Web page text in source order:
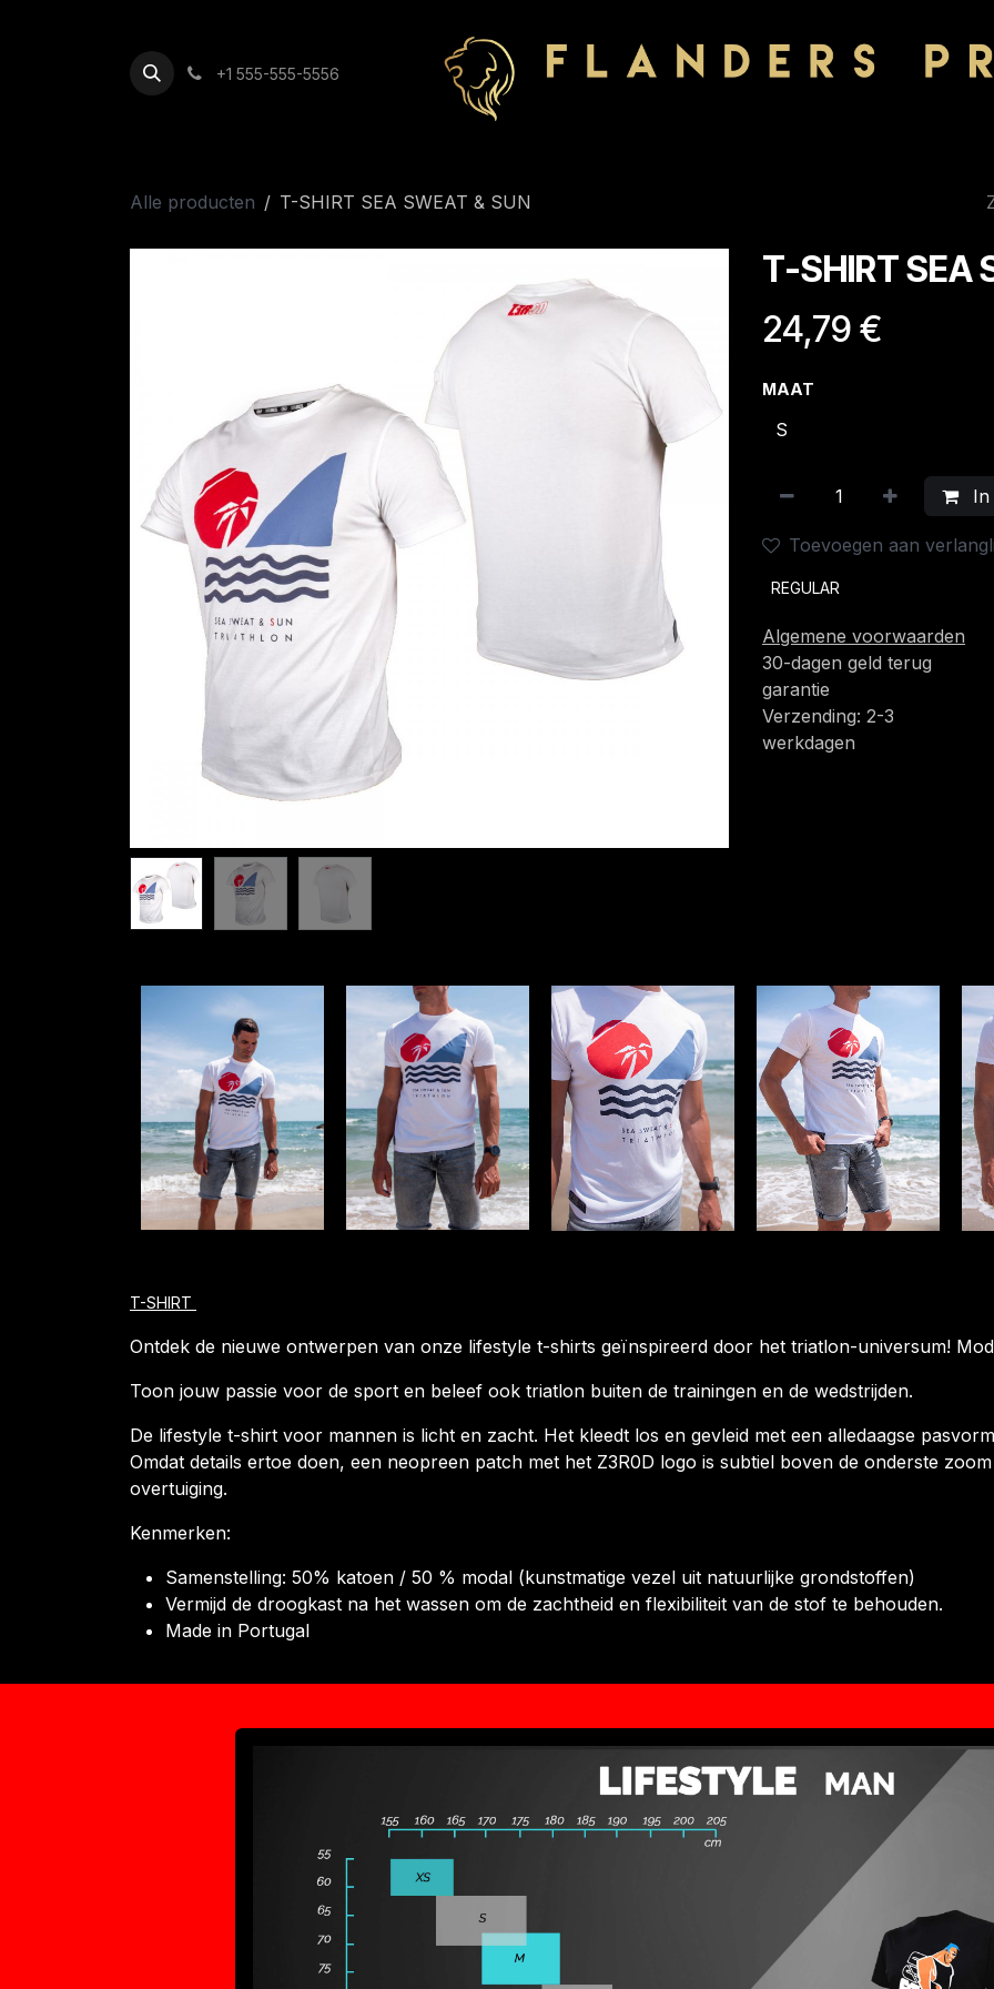
+1 555-555-5556
Alle producten T-SHIRT SEA SWEAT & SUN
T-SHIRT SEA
24,79 €
MAAT
In
Toevoegen aan
REGULAR
Algemene voorwaarden
30-dagen geld terug
garantie
Verzending: 2-3
werkdagen
T-SHIRT
Ontdek de nieuwe ontwerpen van onze lifestyle t-shirts geïnspireerd door het triatlon-universum!
Toon jouw passie voor de sport en beleef ook triatlon buiten de trainingen en de wedstrijden.
De lifestyle t-shirt voor mannen is licht en zacht. Het kleedt los en gevleid met een alledaagse
Omdat details ertoe doen, een neopreen patch met het Z3R0D logo is subtiel boven de onderste
overtuiging.
Kenmerken:
Samenstelling: 50% katoen / 50 % modal (kunstmatige vezel uit natuurlijke grondstoffen)
Vermijd de droogkast na het wassen om de zachtheid en flexibiliteit van de stof te behouden.
Made in Portugal